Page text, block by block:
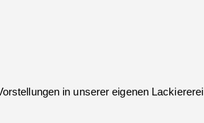
in unserer eigenen Lackiererei